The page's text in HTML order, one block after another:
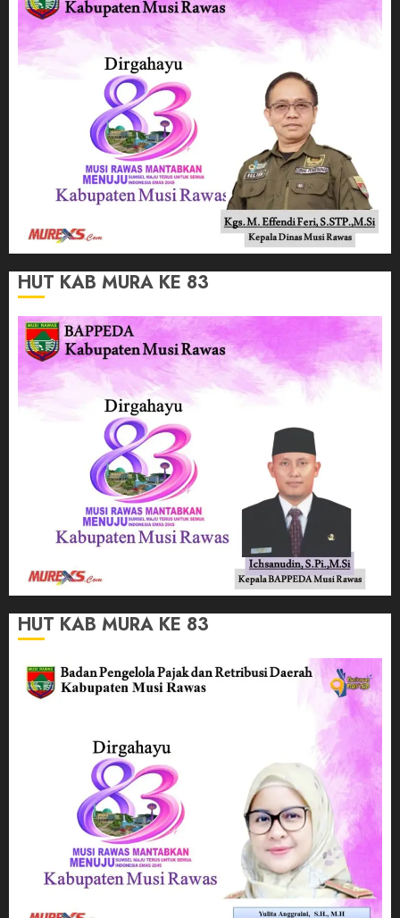
HUT KAB MURA KE 83
HUT KAB MURA KE 83